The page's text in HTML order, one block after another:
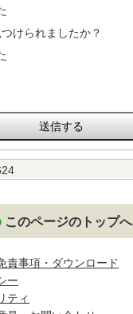
けられましたか？
このページのトップへ
責事項・ダウンロード
ー
ティ